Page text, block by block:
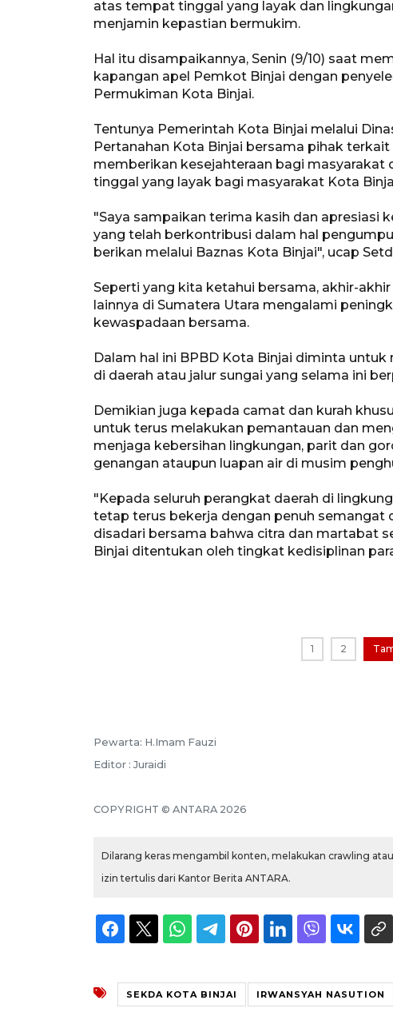
atas tempat tinggal yang layak dan
menjamin kepastian bermukim.
Hal itu disampaikannya, Senin (9/10) saat
kapangan apel Pemkot Binjai dengan
Permukiman Kota Binjai.
Tentunya Pemerintah Kota Binjai melalui
Pertanahan Kota Binjai bersama pihak
memberikan kesejahteraan bagi
tinggal yang layak bagi masyarakat Kota
"Saya sampaikan terima kasih dan apresiasi
yang telah berkontribusi dalam hal
berikan melalui Baznas Kota Binjai", ucap
Seperti yang kita ketahui bersama, akhir-
lainnya di Sumatera Utara mengalami
kewaspadaan bersama.
Dalam hal ini BPBD Kota Binjai diminta
di daerah atau jalur sungai yang selama ini
Demikian juga kepada camat dan kurah
untuk terus melakukan pemantauan dan
menjaga kebersihan lingkungan, parit dan
genangan ataupun luapan air di musim
"Kepada seluruh perangkat daerah di
tetap terus bekerja dengan penuh semangat
disadari bersama bahwa citra dan martabat
Binjai ditentukan oleh tingkat kedisiplinan
1 2
Pewarta: H.Imam Fauzi
Editor : Juraidi
COPYRIGHT © ANTARA 2026
Dilarang keras mengambil konten, melakukan crawling
izin tertulis dari Kantor Berita ANTARA.
SEKDA KOTA BINJAI IRWANSYAH NASUTION